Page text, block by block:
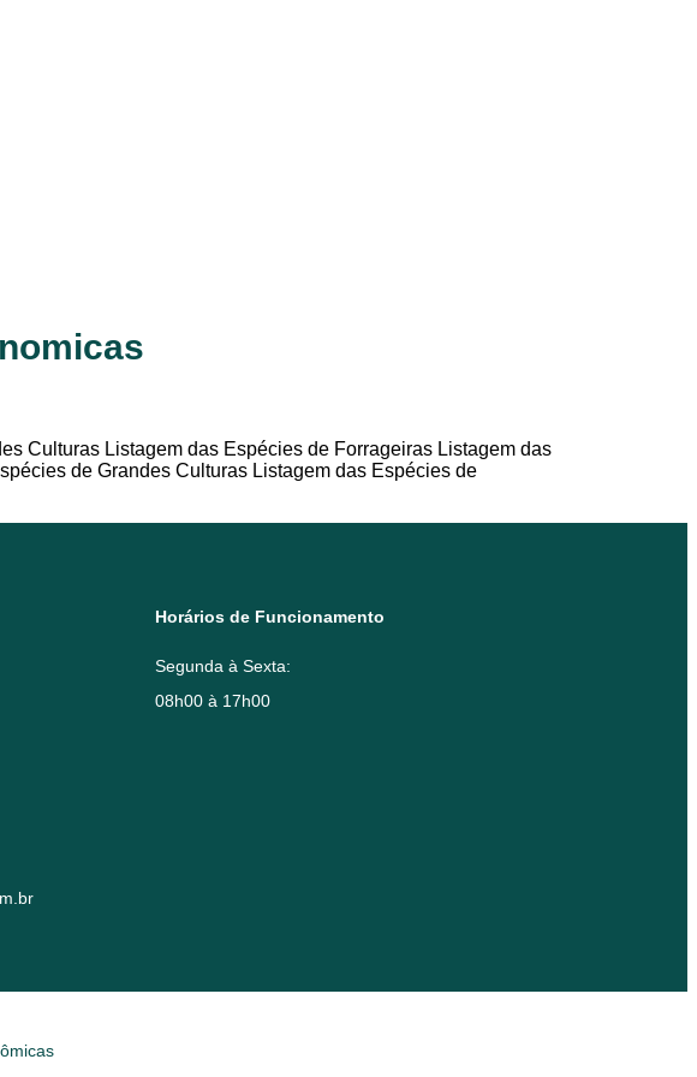
Culturas Listagem das Espécies de Forrageiras Listagem das
de Grandes Culturas Listagem das Espécies de
Horários de Funcionamento
Segunda à Sexta:
08h00 à 17h00